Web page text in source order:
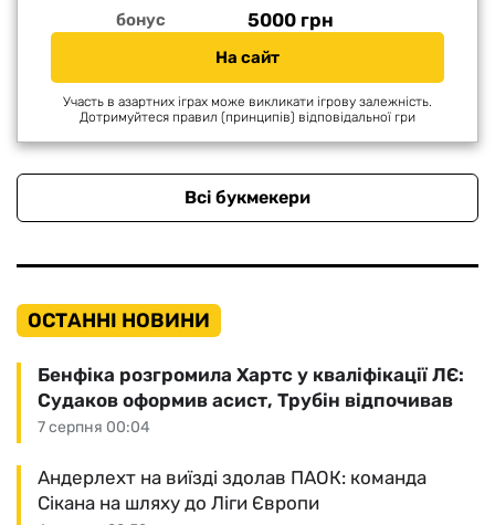
бонус 5000 грн
На сайт
Участь в азартних іграх може викликати ігрову залежність.
Дотримуйтеся правил (принципів) відповідальної гри
Всі букмекери
ОСТАННІ НОВИНИ
7 серпня 00:04
Бенфіка розгромила Хартс у кваліфікації ЛЄ:
Судаков оформив асист, Трубін відпочивав
Андерлехт на виїзді здолав ПАОК: команда
Сікана на шляху до Ліги Європи